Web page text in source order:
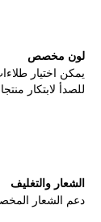
لون مخصص
يمكن اختيار
للصدأ لابتكار
الشعار والتغليف
دعم الشعار